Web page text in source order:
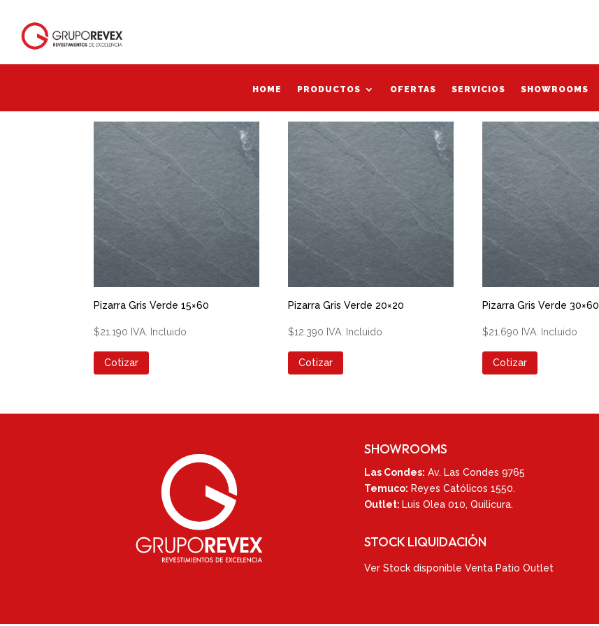
HOME PRODUCTOS OFERTAS SERVICIOS SHOWROOMS
Inicio/ Productos etiquetados “Pizarra Gris Verde”
Pizarra Gris Verde 15×60
$21.190 IVA. Incluido
Cotizar
Pizarra Gris Verde 20×20
$12.390 IVA. Incluido
Cotizar
Pizarra Gris Verde 30×60
$21.690 IVA. Incluido
Cotizar
SHOWROOMS
Las Condes: Av. Las Condes 9765
Temuco: Reyes Católicos 1550.
Outlet: Luis Olea 010,Quilicura.
STOCK LIQUIDACIÓN
VerStock disponible Venta Patio Outlet